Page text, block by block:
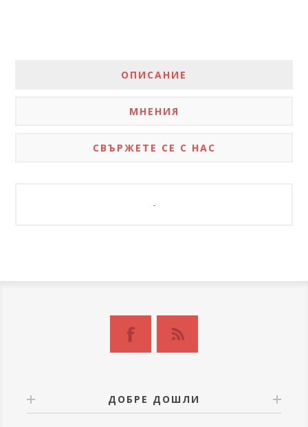
ОПИСАНИЕ
МНЕНИЯ
СВЪРЖЕТЕ СЕ С НАС
-
ДОБРЕ ДОШЛИ